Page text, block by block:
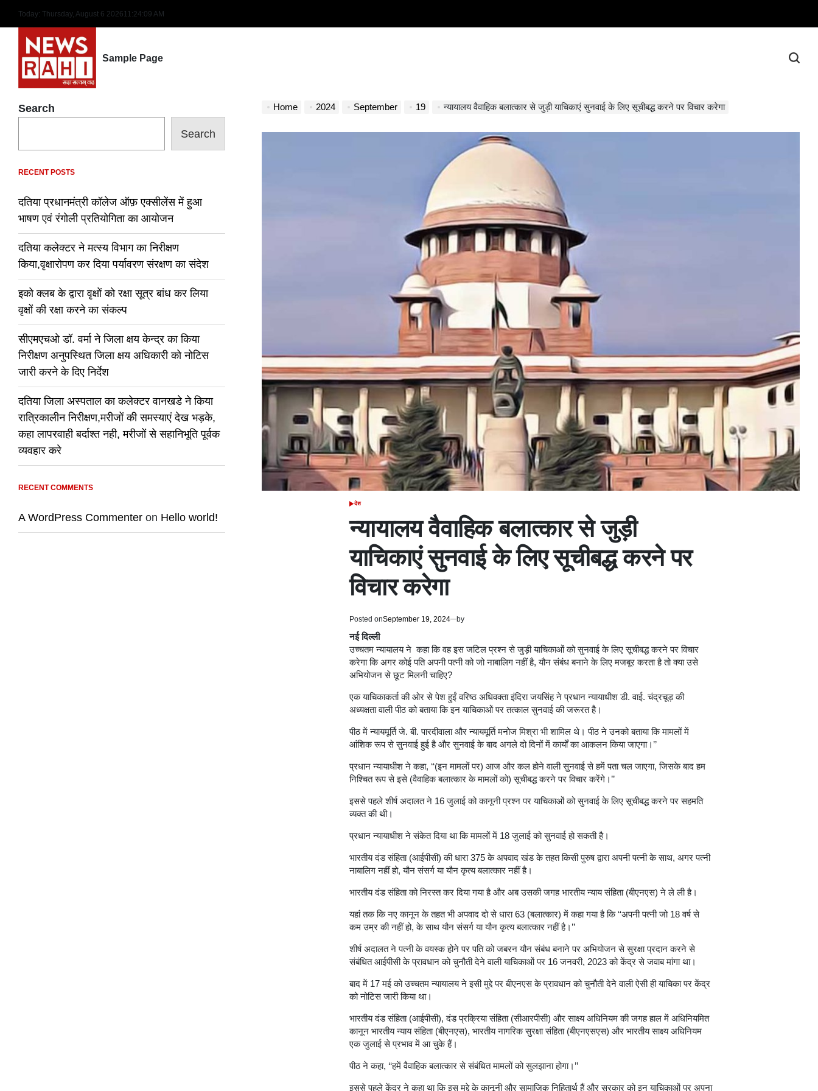
content
Today: Thursday, August 6 202611 :24:10 AM
Sample Page
Home 2024 September 19 न्यायालय वैवाहिक बलात्कार से जुड़ी याचिकाएं सुनवाई के लिए सूचीबद्ध करने पर विचार करेगा
POSTED
देश
न्यायालय वैवाहिक बलात्कार से जुड़ी
याचिकाएं सुनवाई के लिए सूचीबद्ध करने पर
विचार करेगा
Posted onSeptember 19, 2024 by
नई दिल्ली
उच्चतम न्यायालय ने कहा कि वह इस जटिल प्रश्न से जुड़ी याचिकाओं को सुनवाई के लिए सूचीबद्ध करने पर विचार
करेगा कि अगर कोई पति अपनी पत्नी को जो नाबालिग नहीं है, यौन संबंध बनाने के लिए मजबूर करता है तो क्या उसे
अभियोजन से छूट मिलनी चाहिए?
एक याचिकाकर्ता की ओर से पेश हुईं वरिष्ठ अधिवक्ता इंदिरा जयसिंह ने प्रधान न्यायाधीश डी. वाई. चंद्रचूड़ की
अध्यक्षता वाली पीठ को बताया कि इन याचिकाओं पर तत्काल सुनवाई की जरूरत है।
पीठ में न्यायमूर्ति जे. बी. पारदीवाला और न्यायमूर्ति मनोज मिश्रा भी शामिल थे। पीठ ने उनको बताया कि मामलों में
आंशिक रूप से सुनवाई हुई है और सुनवाई के बाद अगले दो दिनों में कार्यों का आकलन किया जाएगा।’’
प्रधान न्यायाधीश ने कहा, ‘‘(इन मामलों पर) आज और कल होने वाली सुनवाई से हमें पता चल जाएगा, जिसके बाद हम
निश्चित रूप से इसे (वैवाहिक बलात्कार के मामलों को) सूचीबद्ध करने पर विचार करेंगे।’’
इससे पहले शीर्ष अदालत ने 16 जुलाई को कानूनी प्रश्न पर याचिकाओं को सुनवाई के लिए सूचीबद्ध करने पर सहमति
व्यक्त की थी।
प्रधान न्यायाधीश ने संकेत दिया था कि मामलों में 18 जुलाई को सुनवाई हो सकती है।
भारतीय दंड संहिता (आईपीसी) की धारा 375 के अपवाद खंड के तहत किसी पुरुष द्वारा अपनी पत्नी के साथ, अगर पत्नी
नाबालिग नहीं हो, यौन संसर्ग या यौन कृत्य बलात्कार नहीं है।
भारतीय दंड संहिता को निरस्त कर दिया गया है और अब उसकी जगह भारतीय न्याय संहिता (बीएनएस) ने ले ली है।
यहां तक कि नए कानून के तहत भी अपवाद दो से धारा 63 (बलात्कार) में कहा गया है कि ‘‘अपनी पत्नी जो 18 वर्ष से
कम उम्र की नहीं हो, के साथ यौन संसर्ग या यौन कृत्य बलात्कार नहीं है।’’
शीर्ष अदालत ने पत्नी के वयस्क होने पर पति को जबरन यौन संबंध बनाने पर अभियोजन से सुरक्षा प्रदान करने से
संबंधित आईपीसी के प्रावधान को चुनौती देने वाली याचिकाओं पर 16 जनवरी, 2023 को केंद्र से जवाब मांगा था।
बाद में 17 मई को उच्चतम न्यायालय ने इसी मुद्दे पर बीएनएस के प्रावधान को चुनौती देने वाली ऐसी ही याचिका पर केंद्र
को नोटिस जारी किया था।
भारतीय दंड संहिता (आईपीसी), दंड प्रक्रिया संहिता (सीआरपीसी) और साक्ष्य अधिनियम की जगह हाल में अधिनियमित
कानून भारतीय न्याय संहिता (बीएनएस), भारतीय नागरिक सुरक्षा संहिता (बीएनएसएस) और भारतीय साक्ष्य अधिनियम
एक जुलाई से प्रभाव में आ चुके हैं।
पीठ ने कहा, ‘‘हमें वैवाहिक बलात्कार से संबंधित मामलों को सुलझाना होगा।’’
इससे पहले केंद्र ने कहा था कि इस मुद्दे के कानूनी और सामाजिक निहितार्थ हैं और सरकार को इन याचिकाओं पर अपना
Search
Search
RECENT POSTS
दतिया प्रधानमंत्री कॉलेज ऑफ़ एक्सीलेंस में हुआ
भाषण एवं रंगोली प्रतियोगिता का आयोजन
दतिया कलेक्टर ने मत्स्य विभाग का निरीक्षण
किया,वृक्षारोपण कर दिया पर्यावरण संरक्षण का संदेश
इको क्लब के द्वारा वृक्षों को रक्षा सूत्र बांध कर लिया
वृक्षों की रक्षा करने का संकल्प
सीएमएचओ डॉ. वर्मा ने जिला क्षय केन्द्र का किया
निरीक्षण अनुपस्थित जिला क्षय अधिकारी को नोटिस
जारी करने के दिए निर्देश
दतिया जिला अस्पताल का कलेक्टर वानखडे ने किया
रात्रिकालीन निरीक्षण,मरीजों की समस्याएं देख भड़के,
कहा लापरवाही बर्दाश्त नही, मरीजों से सहानिभूति पूर्वक
व्यवहार करे
RECENT COMMENTS
A WordPress Commenter on Hello world!